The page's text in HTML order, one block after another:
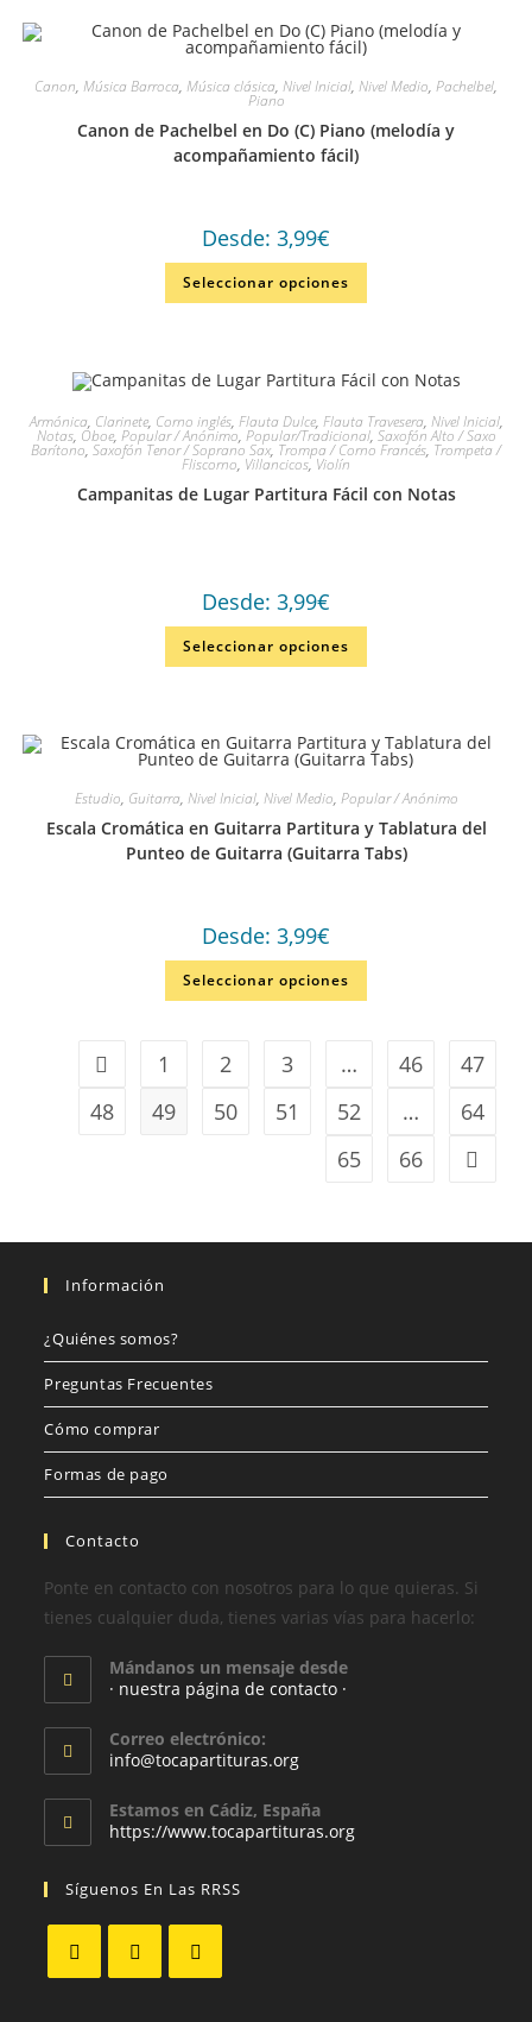
Canon, Música Barroca, Música clásica, Nivel Inicial, Nivel Medio, Pachelbel,
Piano
Canon de Pachelbel en Do (C) Piano (melodía y
acompañamiento fácil)
Desde: 3,99€
Seleccionar opciones
Armónica, Clarinete, Corno inglés, Flauta Dulce, Flauta Travesera, Nivel Inicial,
Notas, Oboe, Popular / Anónimo, Popular/Tradicional, Saxofón Alto / Saxo
Barítono, Saxofón Tenor / Soprano Sax, Trompa / Corno Francés, Trompeta /
Fliscorno, Villancicos, Violín
Campanitas de Lugar Partitura Fácil con Notas
Desde: 3,99€
Seleccionar opciones
Estudio, Guitarra, Nivel Inicial, Nivel Medio, Popular / Anónimo
Escala Cromática en Guitarra Partitura y Tablatura del
Punteo de Guitarra (Guitarra Tabs)
Desde: 3,99€
Seleccionar opciones
1 2 3 … 46
47
48
49 50 51 52 …
64
65
66
Información
¿Quiénes somos?
Preguntas Frecuentes
Cómo comprar
Formas de pago
Contacto
Ponte en contacto con nosotros para lo que quieras. Si
tienes cualquier duda, tienes varias vías para hacerlo:
Mándanos un mensaje desde
· nuestra página de contacto ·
Correo electrónico:
info@tocapartituras.org
Estamos en Cádiz, España
https://www.tocapartituras.org
Síguenos En Las RRSS